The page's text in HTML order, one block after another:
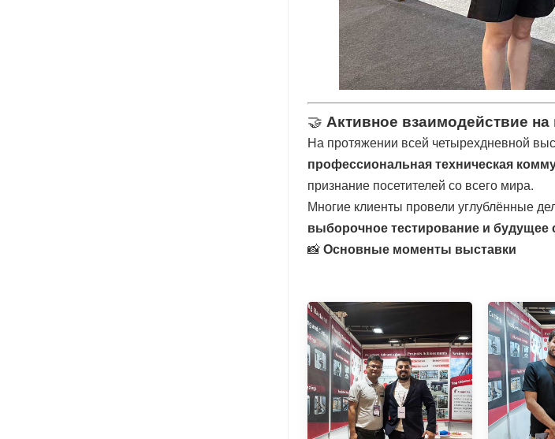
🤝 Активное взаимодействие
На протяжении всей четырехдневной
профессиональная техническая
признание посетителей со всего мира.
Многие клиенты провели углублённые
выборочное тестирование и будущее
📸Основные моменты выставки